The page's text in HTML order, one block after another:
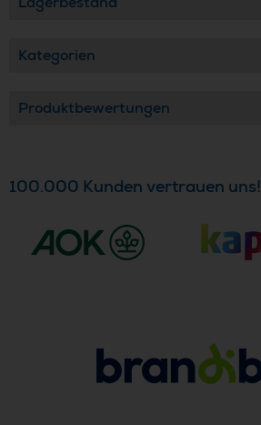
Kategorien
Produktbewertungen
100.000 Kunden vertrauen uns!